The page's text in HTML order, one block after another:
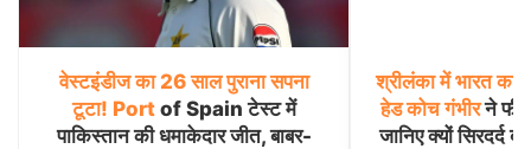
वेस्टइंडीज का 26 साल पुराना सपना
टूटा! Portof Spain टेस्ट में
पाकिस्तान की धमाकेदार जीत, बाबर-
श्रीलंका में भारत का
हेड कोच गंभीरने
जानिए क्यों सिरदर्द